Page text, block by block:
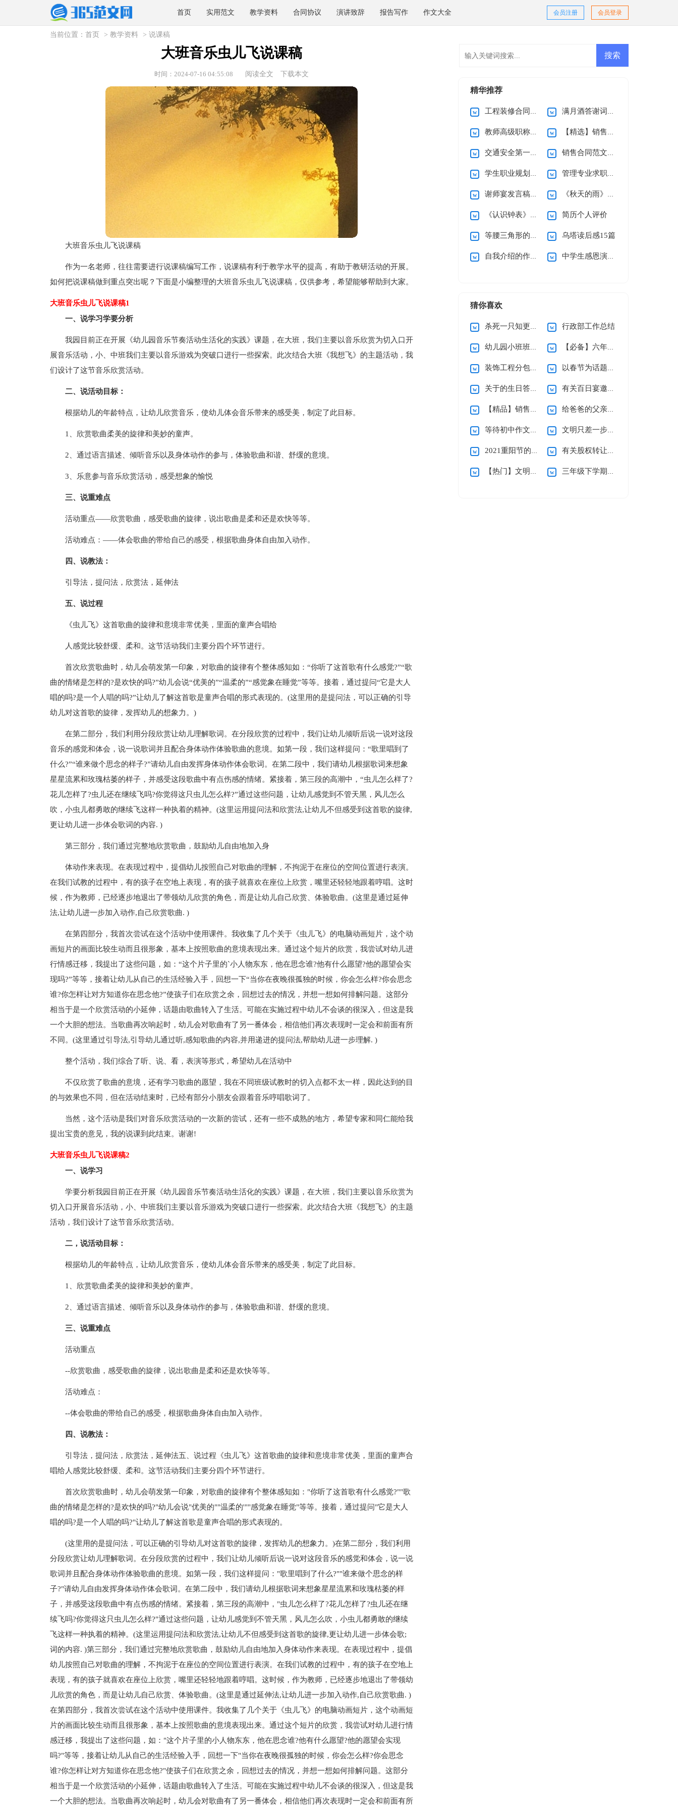
首页 实用范文 教学资料 合同协议 演讲致辞 报告写作 作文大全 会员登录
会员注册
当前位置： 首页 > 教学资料 > 说课稿
大班音乐虫儿飞说课稿
时间：2024-07-16 04:55:08 阅读全文 下载本文
大班音乐虫儿飞说课稿
作为一名老师，往往需要进行说课稿编写工作，说课稿有利于教学水平的提高，有助于教研活动的开展。
如何把说课稿做到重点突出呢？下面是小编整理的大班音乐虫儿飞说课稿，仅供参考，希望能够帮助到大家。
大班音乐虫儿飞说课稿1
一、说学习学要分析
我园目前正在开展《幼儿园音乐节奏活动生活化的实践》课题，在大班，我们主要以音乐欣赏为切入口开
展音乐活动，小、中班我们主要以音乐游戏为突破口进行一些探索。此次结合大班《我想飞》的主题活动，我
们设计了这节音乐欣赏活动。
二、说活动目标：
根据幼儿的年龄特点，让幼儿欣赏音乐，使幼儿体会音乐带来的感受美，制定了此目标。
1、欣赏歌曲柔美的旋律和美妙的童声。
2、通过语言描述、倾听音乐以及身体动作的参与，体验歌曲和谐、舒缓的意境。
3、乐意参与音乐欣赏活动，感受想象的愉悦
三、说重难点
活动重点——欣赏歌曲，感受歌曲的旋律，说出歌曲是柔和还是欢快等等。
活动难点：——体会歌曲的带给自己的感受，根据歌曲身体自由加入动作。
四、说教法：
引导法，提问法，欣赏法，延伸法
五、说过程
《虫儿飞》这首歌曲的旋律和意境非常优美，里面的童声合唱给
人感觉比较舒缓、柔和。这节活动我们主要分四个环节进行。
首次欣赏歌曲时，幼儿会萌发第一印象，对歌曲的旋律有个整体感知如：“你听了这首歌有什么感觉?”“歌
曲的情绪是怎样的?是欢快的吗?”幼儿会说“优美的”“温柔的”“感觉象在睡觉”等等。接着，通过提问“它是大人
唱的吗?是一个人唱的吗?”让幼儿了解这首歌是童声合唱的形式表现的。(这里用的是提问法，可以正确的引导
幼儿对这首歌的旋律，发挥幼儿的想象力。)
在第二部分，我们利用分段欣赏让幼儿理解歌词。在分段欣赏的过程中，我们让幼儿倾听后说一说对这段
音乐的感觉和体会，说一说歌词并且配合身体动作体验歌曲的意境。如第一段，我们这样提问：“歌里唱到了
什么?”“谁来做个思念的样子?”请幼儿自由发挥身体动作体会歌词。在第二段中，我们请幼儿根据歌词来想象
星星流累和玫瑰枯萎的样子，并感受这段歌曲中有点伤感的情绪。紧接着，第三段的高潮中，“虫儿怎么样了?
花儿怎样了?虫儿还在继续飞吗?你觉得这只虫儿怎么样?”通过这些问题，让幼儿感觉到不管天黑，风儿怎么
吹，小虫儿都勇敢的继续飞这样一种执着的精神。(这里运用提问法和欣赏法,让幼儿不但感受到这首歌的旋律,
更让幼儿进一步体会歌词的内容. )
第三部分，我们通过完整地欣赏歌曲，鼓励幼儿自由地加入身
体动作来表现。在表现过程中，提倡幼儿按照自己对歌曲的理解，不拘泥于在座位的空间位置进行表演。
在我们试教的过程中，有的孩子在空地上表现，有的孩子就喜欢在座位上欣赏，嘴里还轻轻地跟着哼唱。这时
候，作为教师，已经逐步地退出了带领幼儿欣赏的角色，而是让幼儿自己欣赏、体验歌曲。(这里是通过延伸
法,让幼儿进一步加入动作,自己欣赏歌曲. )
在第四部分，我首次尝试在这个活动中使用课件。我收集了几个关于《虫儿飞》的电脑动画短片，这个动
画短片的画面比较生动而且很形象，基本上按照歌曲的意境表现出来。通过这个短片的欣赏，我尝试对幼儿进
行情感迁移，我提出了这些问题，如：“这个片子里的`小人物东东，他在思念谁?他有什么愿望?他的愿望会实
现吗?”等等，接着让幼儿从自己的生活经验入手，回想一下“当你在夜晚很孤独的时候，你会怎么样?你会思念
谁?你怎样让对方知道你在思念他?”使孩子们在欣赏之余，回想过去的情况，并想一想如何排解问题。这部分
相当于是一个欣赏活动的小延伸，话题由歌曲转入了生活。可能在实施过程中幼儿不会谈的很深入，但这是我
一个大胆的想法。当歌曲再次响起时，幼儿会对歌曲有了另一番体会，相信他们再次表现时一定会和前面有所
不同。(这里通过引导法,引导幼儿通过听,感知歌曲的内容,并用递进的提问法,帮助幼儿进一步理解. )
整个活动，我们综合了听、说、看，表演等形式，希望幼儿在活动中
不仅欣赏了歌曲的意境，还有学习歌曲的愿望，我在不同班级试教时的切入点都不太一样，因此达到的目
的与效果也不同，但在活动结束时，已经有部分小朋友会跟着音乐哼唱歌词了。
当然，这个活动是我们对音乐欣赏活动的一次新的尝试，还有一些不成熟的地方，希望专家和同仁能给我
提出宝贵的意见，我的说课到此结束。谢谢!
大班音乐虫儿飞说课稿2
一、说学习
学要分析我园目前正在开展《幼儿园音乐节奏活动生活化的实践》课题，在大班，我们主要以音乐欣赏为
切入口开展音乐活动，小、中班我们主要以音乐游戏为突破口进行一些探索。此次结合大班《我想飞》的主题
活动，我们设计了这节音乐欣赏活动。
二，说活动目标：
根据幼儿的年龄特点，让幼儿欣赏音乐，使幼儿体会音乐带来的感受美，制定了此目标。
1、欣赏歌曲柔美的旋律和美妙的童声。
2、通过语言描述、倾听音乐以及身体动作的参与，体验歌曲和谐、舒缓的意境。
三、说重难点
活动重点
--欣赏歌曲，感受歌曲的旋律，说出歌曲是柔和还是欢快等等。
活动难点：
--体会歌曲的带给自己的感受，根据歌曲身体自由加入动作。
四、说教法：
引导法，提问法，欣赏法，延伸法五、说过程《虫儿飞》这首歌曲的旋律和意境非常优美，里面的童声合
唱给人感觉比较舒缓、柔和。这节活动我们主要分四个环节进行。
首次欣赏歌曲时，幼儿会萌发第一印象，对歌曲的旋律有个整体感知如："你听了这首歌有什么感觉?""歌
曲的情绪是怎样的?是欢快的吗?"幼儿会说"优美的""温柔的'""感觉象在睡觉"等等。接着，通过提问"它是大人
唱的吗?是一个人唱的吗?"让幼儿了解这首歌是童声合唱的形式表现的。
(这里用的是提问法，可以正确的引导幼儿对这首歌的旋律，发挥幼儿的想象力。)在第二部分，我们利用
分段欣赏让幼儿理解歌词。在分段欣赏的过程中，我们让幼儿倾听后说一说对这段音乐的感觉和体会，说一说
歌词并且配合身体动作体验歌曲的意境。如第一段，我们这样提问："歌里唱到了什么?""谁来做个思念的样
子?"请幼儿自由发挥身体动作体会歌词。在第二段中，我们请幼儿根据歌词来想象星星流累和玫瑰枯萎的样
子，并感受这段歌曲中有点伤感的情绪。紧接着，第三段的高潮中，"虫儿怎么样了?花儿怎样了?虫儿还在继
续飞吗?你觉得这只虫儿怎么样?"通过这些问题，让幼儿感觉到不管天黑，风儿怎么吹，小虫儿都勇敢的继续
飞这样一种执着的精神。(这里运用提问法和欣赏法,让幼儿不但感受到这首歌的旋律,更让幼儿进一步体会歌;
词的内容. )第三部分，我们通过完整地欣赏歌曲，鼓励幼儿自由地加入身体动作来表现。在表现过程中，提倡
幼儿按照自己对歌曲的理解，不拘泥于在座位的空间位置进行表演。在我们试教的过程中，有的孩子在空地上
表现，有的孩子就喜欢在座位上欣赏，嘴里还轻轻地跟着哼唱。这时候，作为教师，已经逐步地退出了带领幼
儿欣赏的角色，而是让幼儿自己欣赏、体验歌曲。(这里是通过延伸法,让幼儿进一步加入动作,自己欣赏歌曲. )
在第四部分，我首次尝试在这个活动中使用课件。我收集了几个关于《虫儿飞》的电脑动画短片，这个动画短
片的画面比较生动而且很形象，基本上按照歌曲的意境表现出来。通过这个短片的欣赏，我尝试对幼儿进行情
感迁移，我提出了这些问题，如："这个片子里的小人物东东，他在思念谁?他有什么愿望?他的愿望会实现
吗?"等等，接着让幼儿从自己的生活经验入手，回想一下"当你在夜晚很孤独的时候，你会怎么样?你会思念
谁?你怎样让对方知道你在思念他?"使孩子们在欣赏之余，回想过去的情况，并想一想如何排解问题。这部分
相当于是一个欣赏活动的小延伸，话题由歌曲转入了生活。可能在实施过程中幼儿不会谈的很深入，但这是我
一个大胆的想法。当歌曲再次响起时，幼儿会对歌曲有了另一番体会，相信他们再次表现时一定会和前面有所
精华推荐
工程装修合同(15篇) 满月酒答谢词范文合集十篇
教师高级职称述职报告范文五篇 【精选】销售合同汇编9篇
交通安全第一课观后感 销售合同范文集锦9篇
学生职业规划4篇 管理专业求职信4篇
谢师宴发言稿15篇 《秋天的雨》教学反思
《认识钟表》一年级数学教学反思 简历个人评价
等腰三角形的性质说课稿 乌塔读后感15篇
自我介绍的作文(合集15篇) 中学生感恩演讲稿
猜你喜欢
杀死一只知更鸟读后感 行政部工作总结
幼儿园小班班级工作计划 【必备】六年级上册教学计划3篇
装饰工程分包合同 以春节为话题的作文
关于的生日答谢词范文合集9篇 有关百日宴邀请函三篇
【精品】销售合同范文集锦六篇 给爸爸的父亲节祝福语15篇
等待初中作文(15篇) 文明只差一步小学作文
2021重阳节的优秀致辞（精选6篇） 有关股权转让协议书4篇
【热门】文明礼仪演讲稿 三年级下学期数学教学反思